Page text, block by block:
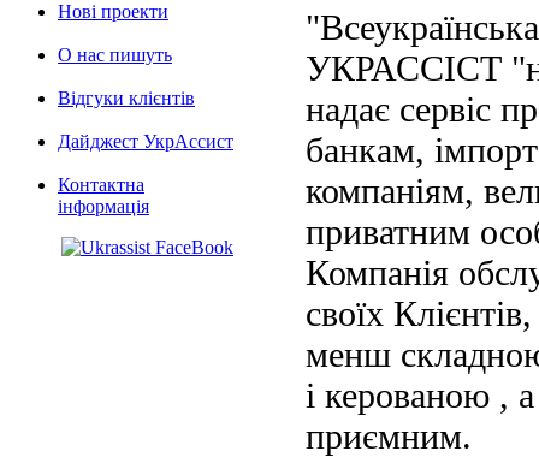
Нові проекти
О нас пишуть
Відгуки клієнтів
Дайджест УкрАссист
Контактна
інформація
УКРАССІСТ
надає сервіс
банкам,
компаніям,
приватним
Компанія
своїх
менш
і керованою ,
приємним.